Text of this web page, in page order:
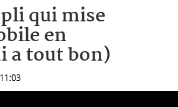
qui mise
en
a tout bon)